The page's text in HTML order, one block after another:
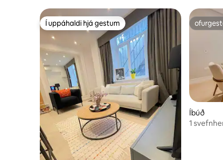
Í uppáhaldi hjá gestum
Í uppáhaldi hjá gestum
Íbúð
1